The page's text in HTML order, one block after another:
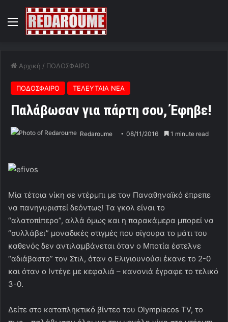
Menu
Αρχική / ΠΟΔΟΣΦΑΙΡΟ
ΠΟΔΟΣΦΑΙΡΟ ΤΕΛΕΥΤΑΙΑ ΝΕΑ
Παλάβωσαν για πάρτη σου, Έφηβε!
Redaroume 08/11/2016 1 minute read
Μία τέτοια νίκη σε ντέρμπι με τον Παναθηναϊκό έπρεπε
να πανηγυριστεί δεόντως! Τα γκολ είναι το
“αλατοπίπερο”, αλλά όμως και η παρακάμερα μπορεί να
“συλλάβει” μοναδικές στιγμές που σίγουρα το μάτι του
καθενός δεν αντιλαμβάνεται όταν ο Μποτία έστελνε
“αδιάβαστο” τον Στιλ, όταν ο Ελιγιουνούσι έκανε το 2-0
και όταν ο Ιντέγε με κεφαλιά – κανονιά έγραφε το τελικό
3-0.
Δείτε στο καταπληκτικό βίντεο του Olympiacos TV, το